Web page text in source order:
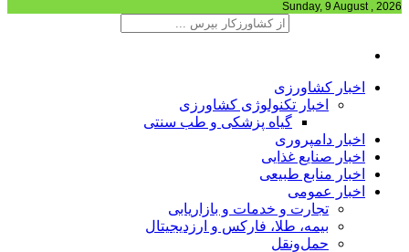
Sunday, 9 August , 2026
اخبار کشاورزی
اخبار تکنولوژی کشاورزی
گیاه پزشکی و طب سنتی
اخبار دامپروری
اخبار صنایع غذایی
اخبار منابع طبیعی
اخبار عمومی
تجارت و خدمات و بازاریابی
بیمه، طلا، فارکس و ارزدیجیتال
حمل‌و‌نقل